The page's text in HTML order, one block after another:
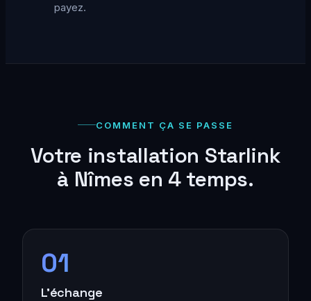
payez.
COMMENT ÇA SE PASSE
Votre installation Starlink
à Nîmes en 4 temps.
01
L’échange